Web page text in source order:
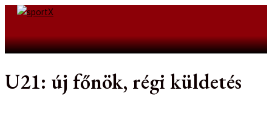
Skip
U21: új főnök, régi küldetés